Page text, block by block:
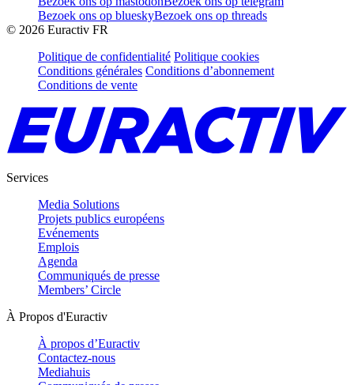
Bezoek ons op blueskyBezoek ons op threads
© 2026 Euractiv FR
Politique de confidentialité Politique cookies
Conditions générales Conditions d’abonnement
Conditions de vente
Services
Media Solutions
Projets publics européens
Evénements
Emplois
Agenda
Communiqués de presse
Members’ Circle
À Propos d'Euractiv
À propos d’Euractiv
Contactez-nous
Mediahuis